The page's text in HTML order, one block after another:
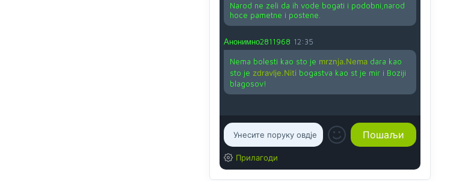
Narod ne zeli da ih vode bogati i podobni,narod
hoce pametne i postene.
Анонимно2811968 12:35
Nema bolesti kao sto je mrznja.Nemadara kao
sto je zdravlje.Niti bogastva kao st je mir i Boziji
blagosov!
Прилагоди